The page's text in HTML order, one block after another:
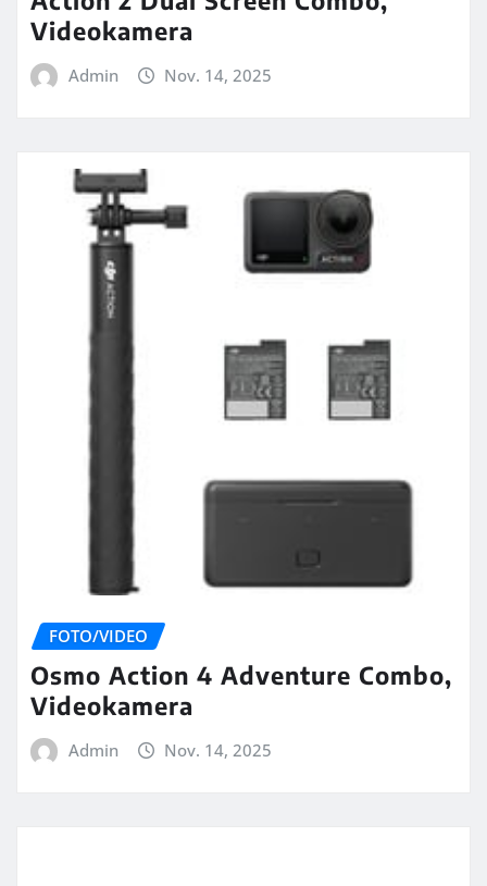
Videokamera
Admin Nov. 14, 2025
FOTO/VIDEO
Osmo Action 4 Adventure Combo,
Videokamera
Admin Nov. 14, 2025